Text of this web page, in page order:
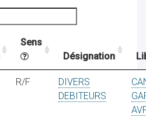
Sens
Désignation
R/F
DIVERS
DEBITEURS